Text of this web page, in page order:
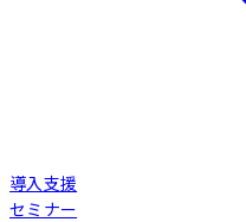
導入支援
セミナー